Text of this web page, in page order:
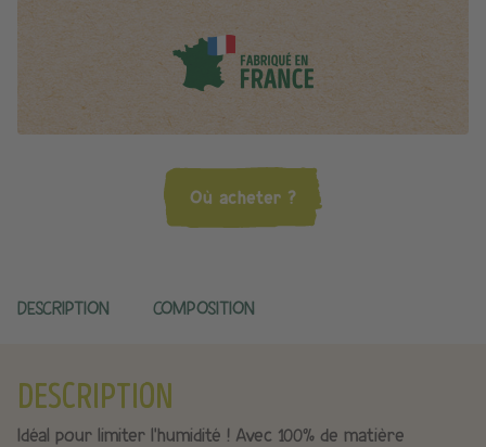
Où acheter ?
DESCRIPTION COMPOSITION
DESCRIPTION
Idéal pour limiter l'humidité ! Avec 100% de matière